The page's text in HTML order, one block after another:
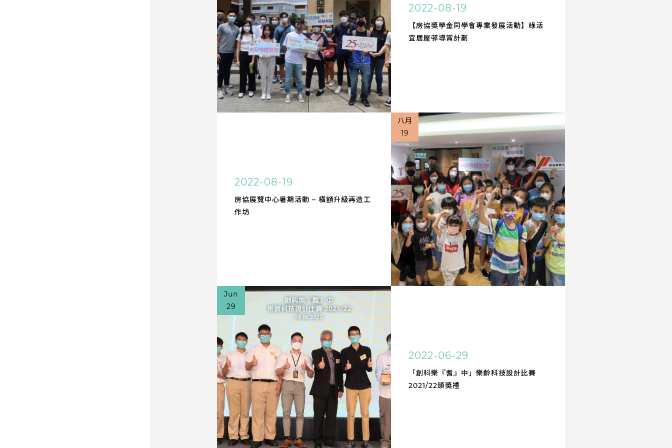
2022-08-19
【房協獎學金同學會專業發展活動】綠活
宜居屋邨導賞計劃
八月
19
2022-08-19
房協展覽中心暑期活動 – 橫額升級再造工
作坊
Jun
29
2022-06-29
「創科樂『耆』中」樂齡科技設計比賽
2021/22頒獎禮